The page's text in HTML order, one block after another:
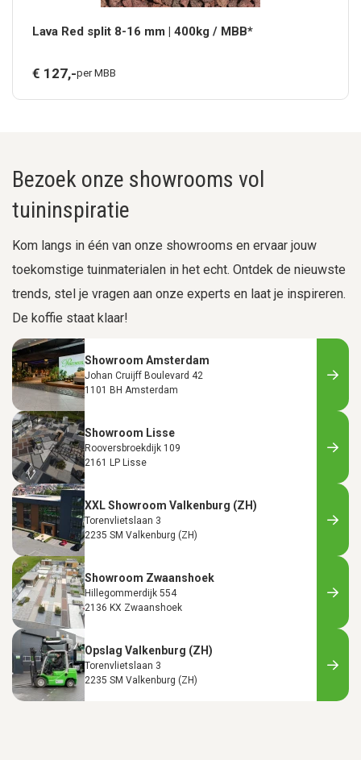
Lava Red split 8-16 mm | 400kg / MBB*
€ 127,-per MBB
Bezoek onze showrooms vol
tuininspiratie
Kom langs in één van onze showrooms en ervaar jouw
toekomstige tuinmaterialen in het echt. Ontdek de nieuwste
trends, stel je vragen aan onze experts en laat je inspireren.
De koffie staat klaar!
Showroom Amsterdam
Johan Cruijff Boulevard 42
1101 BH Amsterdam
Showroom Lisse
Rooversbroekdijk 109
2161 LP Lisse
XXL Showroom Valkenburg (ZH)
Torenvlietslaan 3
2235 SM Valkenburg (ZH)
Showroom Zwaanshoek
Hillegommerdijk 554
2136 KX Zwaanshoek
Opslag Valkenburg (ZH)
Torenvlietslaan 3
2235 SM Valkenburg (ZH)